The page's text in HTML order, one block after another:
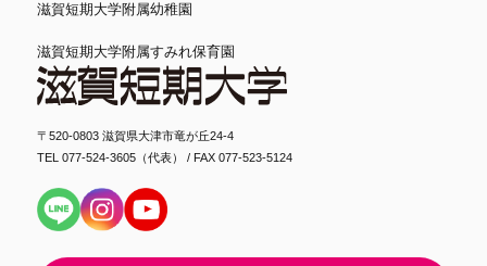
〒520-0803 滋賀県大津市竜が丘24-4
TEL 077-524-3605（代表） / FAX 077-523-5124
滋賀短期大学附属幼稚園
滋賀短期大学附属すみれ保育園